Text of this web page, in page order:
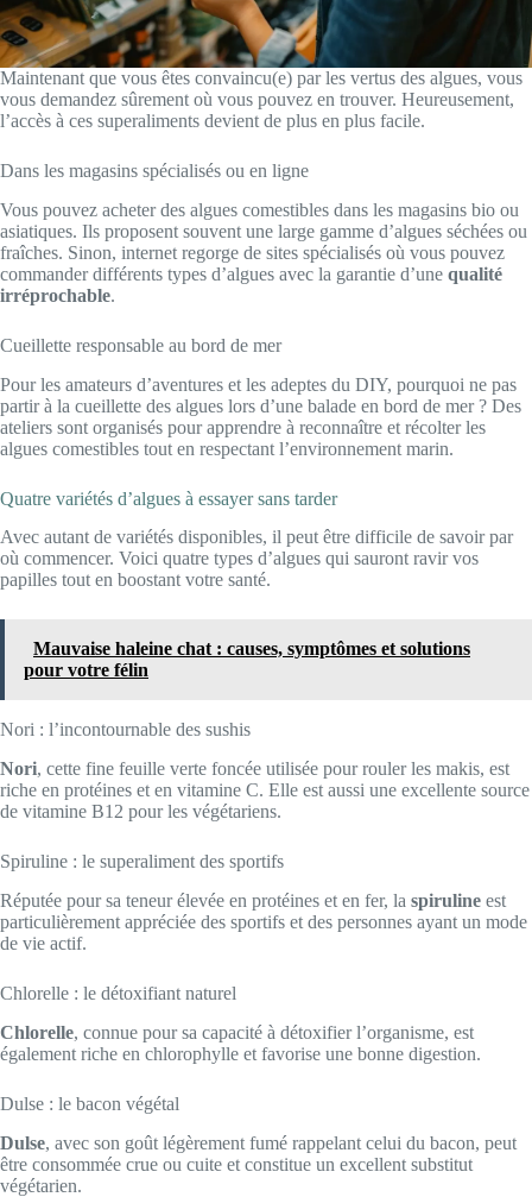
Maintenant que vous êtes convaincu(e) par les vertus des algues, vous
vous demandez sûrement où vous pouvez en trouver. Heureusement,
l’accès à ces superaliments devient de plus en plus facile.
Dans les magasins spécialisés ou en ligne
Vous pouvez acheter des algues comestibles dans les magasins bio ou
asiatiques. Ils proposent souvent une large gamme d’algues séchées ou
fraîches. Sinon, internet regorge de sites spécialisés où vous pouvez
commander différents types d’algues avec la garantie d’une qualité
irréprochable.
Cueillette responsable au bord de mer
Pour les amateurs d’aventures et les adeptes du DIY, pourquoi ne pas
partir à la cueillette des algues lors d’une balade en bord de mer ? Des
ateliers sont organisés pour apprendre à reconnaître et récolter les
algues comestibles tout en respectant l’environnement marin.
Quatre variétés d’algues à essayer sans tarder
Avec autant de variétés disponibles, il peut être difficile de savoir par
où commencer. Voici quatre types d’algues qui sauront ravir vos
papilles tout en boostant votre santé.
Mauvaise haleine chat : causes, symptômes et solutions
pour votre félin
Nori : l’incontournable des sushis
Nori, cette fine feuille verte foncée utilisée pour rouler les makis, est
riche en protéines et en vitamine C. Elle est aussi une excellente source
de vitamine B12 pour les végétariens.
Spiruline : le superaliment des sportifs
Réputée pour sa teneur élevée en protéines et en fer, la spiruline est
particulièrement appréciée des sportifs et des personnes ayant un mode
de vie actif.
Chlorelle : le détoxifiant naturel
Chlorelle, connue pour sa capacité à détoxifier l’organisme, est
également riche en chlorophylle et favorise une bonne digestion.
Dulse : le bacon végétal
Dulse, avec son goût légèrement fumé rappelant celui du bacon, peut
être consommée crue ou cuite et constitue un excellent substitut
végétarien.